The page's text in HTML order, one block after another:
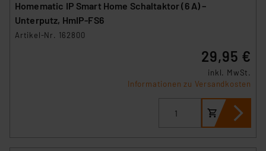
Homematic IP Smart Home Schaltaktor (6 A) –
Unterputz, HmIP-FS6
Artikel-Nr. 162800
29,95 €
inkl. MwSt.
Informationen zu Versandkosten